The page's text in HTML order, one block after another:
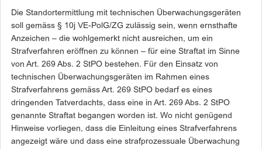
Die Standortermittlung mit technischen Überwachungsgeräten
soll gemäss § 10j VE-PolG/ZG zulässig sein, wenn ernsthafte
Anzeichen – die wohlgemerkt nicht ausreichen, um ein
Strafverfahren eröffnen zu können – für eine Straftat im Sinne
von Art. 269 Abs. 2 StPO bestehen. Für den Einsatz von
technischen Überwachungsgeräten im Rahmen eines
Strafverfahrens gemäss Art. 269 StPO bedarf es eines
dringenden Tatverdachts, dass eine in Art. 269 Abs. 2 StPO
genannte Straftat begangen worden ist. Wo nicht genügend
Hinweise vorliegen, dass die Einleitung eines Strafverfahrens
angezeigt wäre und dass eine strafprozessuale Überwachung